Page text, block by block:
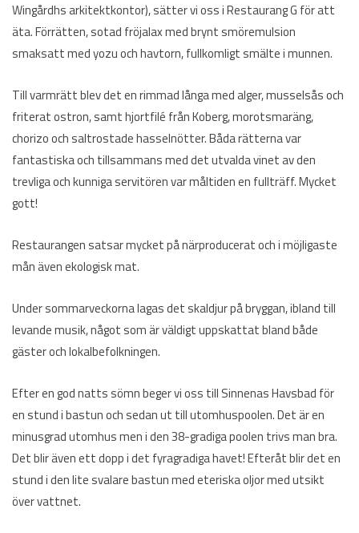
Wingårdhs arkitektkontor), sätter vi oss i Restaurang G för att
äta. Förrätten, sotad fröjalax med brynt smöremulsion
smaksatt med yozu och havtorn, fullkomligt smälte i munnen.
Till varmrätt blev det en rimmad långa med alger, musselsås och
friterat ostron, samt hjortfilé från Koberg, morotsmaräng,
chorizo och saltrostade hasselnötter. Båda rätterna var
fantastiska och tillsammans med det utvalda vinet av den
trevliga och kunniga servitören var måltiden en fullträff. Mycket
gott!
Restaurangen satsar mycket på närproducerat och i möjligaste
mån även ekologisk mat.
Under sommarveckorna lagas det skaldjur på bryggan, ibland till
levande musik, något som är väldigt uppskattat bland både
gäster och lokalbefolkningen.
Efter en god natts sömn beger vi oss till Sinnenas Havsbad för
en stund i bastun och sedan ut till utomhuspoolen. Det är en
minusgrad utomhus men i den 38-gradiga poolen trivs man bra.
Det blir även ett dopp i det fyragradiga havet! Efteråt blir det en
stund i den lite svalare bastun med eteriska oljor med utsikt
över vattnet.